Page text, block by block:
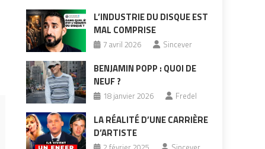
L’INDUSTRIE DU DISQUE EST
MAL COMPRISE
7 avril 2026 Sincever
BENJAMIN POPP : QUOI DE
NEUF ?
18 janvier 2026 Fredel
LA RÉALITÉ D’UNE CARRIÈRE
D’ARTISTE